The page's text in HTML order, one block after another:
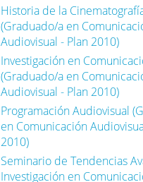
Historia de la
(Graduado/a en
Audiovisual - Plan 2010)
Investigación en
(Graduado/a en
Audiovisual - Plan 2010)
Programación Audiovisual
en Comunicación
2010)
Seminario de Tendencias
Investigación en